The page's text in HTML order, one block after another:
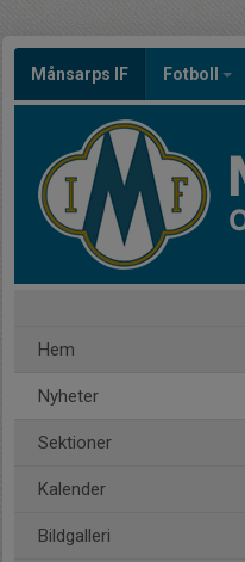
Månsarps IF Fotboll
Hem
Nyheter
Sektioner
Kalender
Bildgalleri